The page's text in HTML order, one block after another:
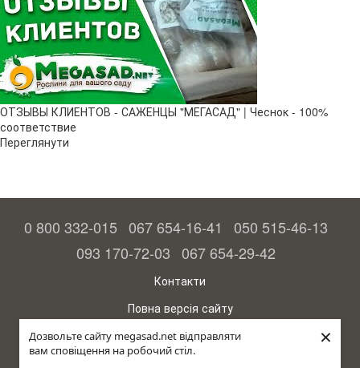
Дозвольте сайту megasad.net відправляти
вам сповіщення на робочий стіл.
×
ОТЗЫВЫ КЛИЕНТОВ - САЖЕНЦЫ "МЕГАСАД" | Чеснок - 100%
соответствие
Переглянути
0 800 332-015 067 654-16-41
050 515-46-13
093 170-72-03 067 654-29-42
Контакти
Повна версія сайту
© 2015—2026
Megasad – гарантія високого врожаю